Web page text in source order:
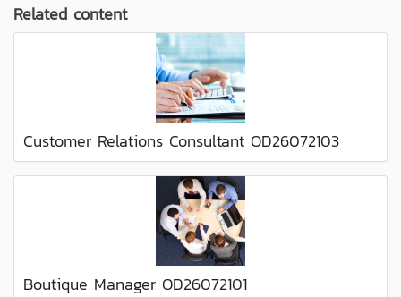
Related content
Customer Relations Consultant OD26072103
Boutique Manager OD26072101